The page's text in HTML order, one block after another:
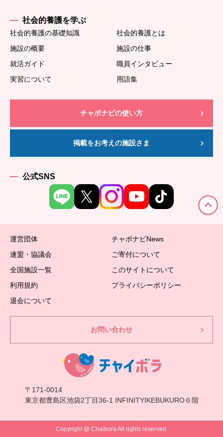
社会的養護を学ぶ
社会的養護の基礎知識
社会的養護とは
施設の概要
施設の仕事
就活ガイド
職員インタビュー
実習について
用語集
チャボナビの使い方
掲載をお考えの施設さま
公式SNS
運営団体
チャボナビNews
連盟・協議会
ご寄付について
全国施設一覧
このサイトについて
利用規約
プライバシーポリシー
退会について
お問い合わせ
〒171-0014
東京都豊島区池袋2丁目36-1 INFINITYIKEBUKURO６階
Copyright @ Chaibora All rights reserved.